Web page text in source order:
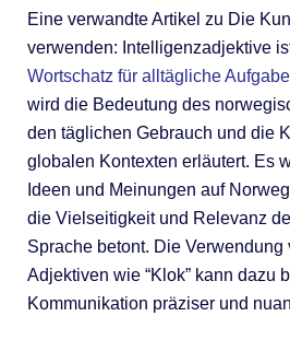
Eine verwandte Artikel zu Die
verwenden: Intelligenzadjektive
Wortschatz für alltägliche
wird die Bedeutung des
den täglichen Gebrauch und die
globalen Kontexten erläutert. Es
Ideen und Meinungen auf
die Vielseitigkeit und Relevanz
Sprache betont. Die Verwendung
Adjektiven wie “Klok” kann dazu
Kommunikation präziser und